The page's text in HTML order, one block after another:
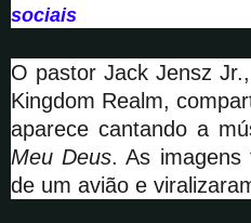
sociais
O pastor Jack Jensz
Kingdom Realm,
aparece cantando a
Meu Deus. As imagens
de um avião e